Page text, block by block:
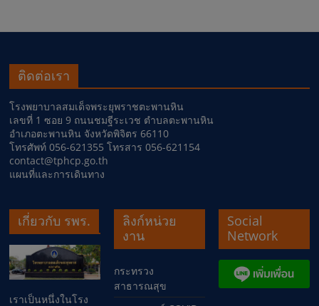
ติดต่อเรา
โรงพยาบาลสมเด็จพระยุพราชตะพานหิน
เลขที่ 1 ซอย 9 ถนนชมฐีระเวช ตำบลตะพานหิน
อำเภอตะพานหิน จังหวัดพิจิตร 66110
โทรศัพท์ 056-621355 โทรสาร 056-621154
contact@tphcp.go.th
แผนที่และการเดินทาง
เกี่ยวกับ รพร.
เราเป็นหนึ่งในโรง
ลิงก์หน่วย
งาน
กระทรวง
สาธารณสุข
Social
Network